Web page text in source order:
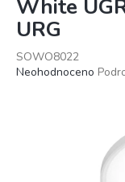
White
URG
SOWO8022
Průměrné
Neohodnoceno